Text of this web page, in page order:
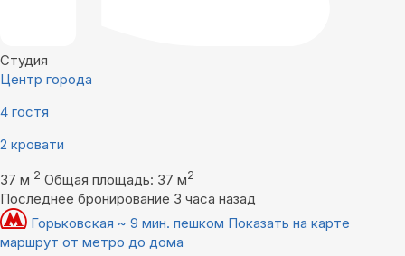
Студия
Центр города
4 гостя
2 кровати
37 м 2 Общая площадь: 37 м2
Последнее бронирование 3 часа назад
Горьковская ~ 9 мин. пешком Показать на карте
маршрут от метро до дома